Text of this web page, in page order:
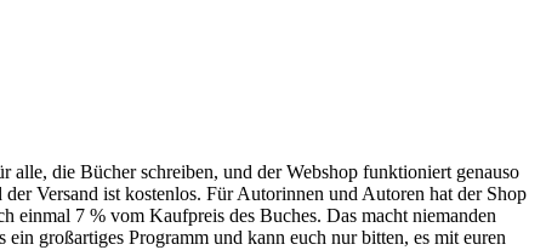
die Bücher schreiben, und der Webshop funktioniert genauso
Versand ist kostenlos. Für Autorinnen und Autoren hat der Shop
einmal 7 % vom Kaufpreis des Buches. Das macht niemanden
großartiges Programm und kann euch nur bitten, es mit euren